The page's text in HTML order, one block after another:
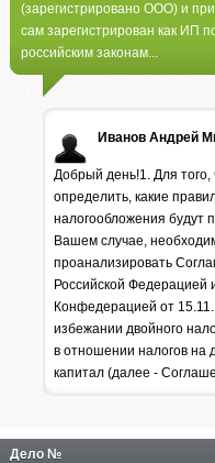
Генпрокуратура
раскритиковала
дел в лесной
(зарегистрировано ООО) и
сам зарегистрирован как ИП
российским законам...
Иванов Андрей
Добрый день!1. Для того,
определить, какие
налогообложения будут
Вашем случае,
проанализировать
Российской Федерацией
Конфедерацией от
избежании двойного
в отношении налогов на
капитал (далее -
Дело №